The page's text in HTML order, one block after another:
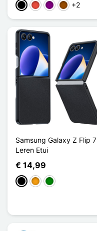
ZwartRoodPurperBruin+2
Samsung Galaxy Z Flip 7
Leren Etui
€ 14,99
ZwartOranjeGroen